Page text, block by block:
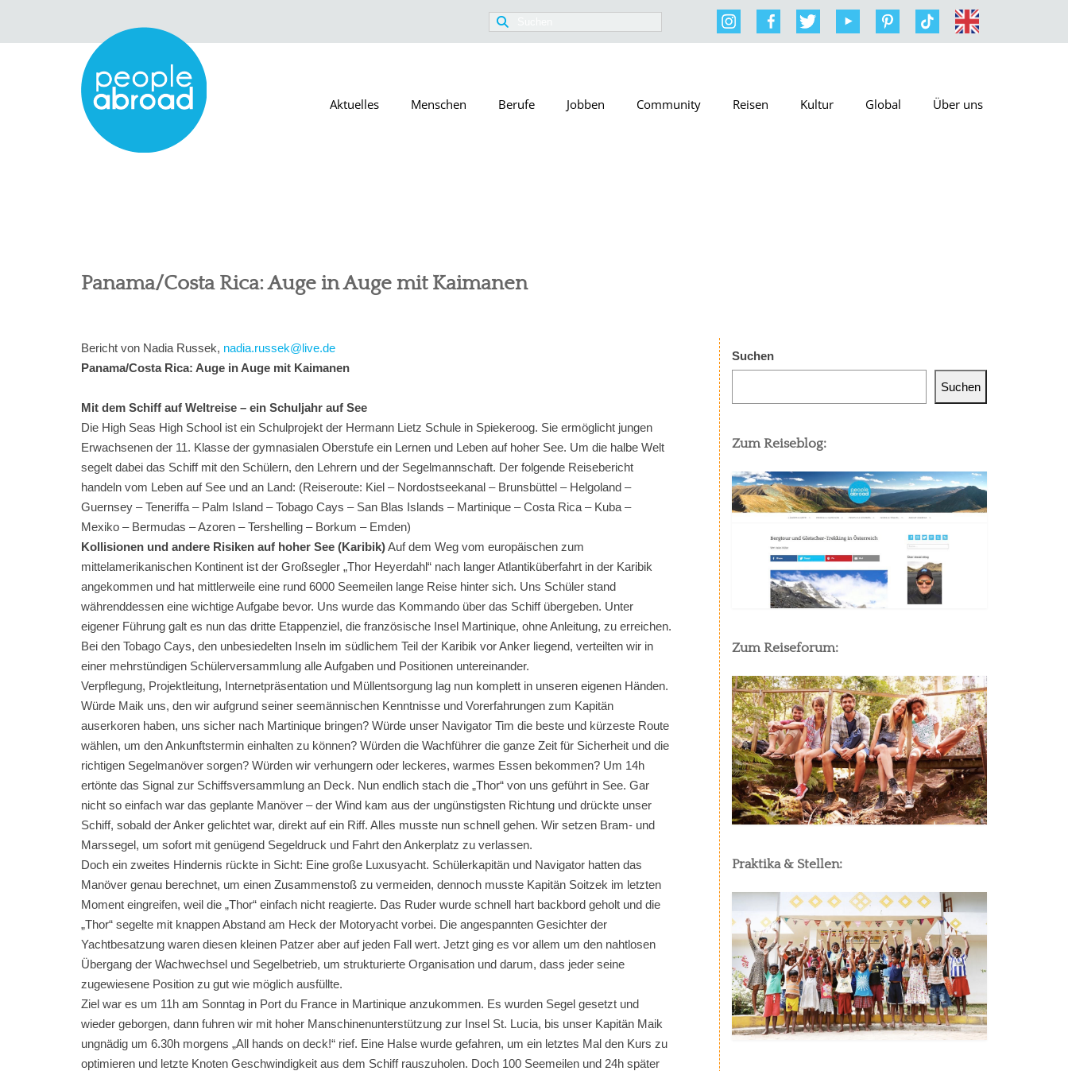
Suchen
nach:
Aktuelles Menschen Berufe Jobben Community Reisen Kultur Global Über uns
Panama/Costa Rica: Auge in Auge mit Kaimanen
Bericht von Nadia Russek, nadia.russek@live.de
Panama/Costa Rica: Auge in Auge mit Kaimanen
Mit dem Schiff auf Weltreise – ein Schuljahr auf See
Die High Seas High School ist ein Schulprojekt der Hermann Lietz Schule in Spiekeroog. Sie ermöglicht jungen
Erwachsenen der 11. Klasse der gymnasialen Oberstufe ein Lernen und Leben auf hoher See. Um die halbe Welt
segelt dabei das Schiff mit den Schülern, den Lehrern und der Segelmannschaft. Der folgende Reisebericht
handeln vom Leben auf See und an Land: (Reiseroute: Kiel – Nordostseekanal – Brunsbüttel – Helgoland –
Guernsey – Teneriffa – Palm Island – Tobago Cays – San Blas Islands – Martinique – Costa Rica – Kuba –
Mexiko – Bermudas – Azoren – Tershelling – Borkum – Emden)
Kollisionen und andere Risiken auf hoher See (Karibik)Auf dem Weg vom europäischen zum
mittelamerikanischen Kontinent ist der Großsegler „Thor Heyerdahl“ nach langer Atlantiküberfahrt in der Karibik
angekommen und hat mittlerweile eine rund 6000 Seemeilen lange Reise hinter sich. Uns Schüler stand
währenddessen eine wichtige Aufgabe bevor. Uns wurde das Kommando über das Schiff übergeben. Unter
eigener Führung galt es nun das dritte Etappenziel, die französische Insel Martinique, ohne Anleitung, zu erreichen.
Bei den Tobago Cays, den unbesiedelten Inseln im südlichem Teil der Karibik vor Anker liegend, verteilten wir in
einer mehrstündigen Schülerversammlung alle Aufgaben und Positionen untereinander.
Verpflegung, Projektleitung, Internetpräsentation und Müllentsorgung lag nun komplett in unseren eigenen Händen.
Würde Maik uns, den wir aufgrund seiner seemännischen Kenntnisse und Vorerfahrungen zum Kapitän
auserkoren haben, uns sicher nach Martinique bringen? Würde unser Navigator Tim die beste und kürzeste Route
wählen, um den Ankunftstermin einhalten zu können? Würden die Wachführer die ganze Zeit für Sicherheit und die
richtigen Segelmanöver sorgen? Würden wir verhungern oder leckeres, warmes Essen bekommen? Um 14h
ertönte das Signal zur Schiffsversammlung an Deck. Nun endlich stach die „Thor“ von uns geführt in See. Gar
nicht so einfach war das geplante Manöver – der Wind kam aus der ungünstigsten Richtung und drückte unser
Schiff, sobald der Anker gelichtet war, direkt auf ein Riff. Alles musste nun schnell gehen. Wir setzen Bram- und
Marssegel, um sofort mit genügend Segeldruck und Fahrt den Ankerplatz zu verlassen.
Doch ein zweites Hindernis rückte in Sicht: Eine große Luxusyacht. Schülerkapitän und Navigator hatten das
Manöver genau berechnet, um einen Zusammenstoß zu vermeiden, dennoch musste Kapitän Soitzek im letzten
Moment eingreifen, weil die „Thor“ einfach nicht reagierte. Das Ruder wurde schnell hart backbord geholt und die
„Thor“ segelte mit knappen Abstand am Heck der Motoryacht vorbei. Die angespannten Gesichter der
Yachtbesatzung waren diesen kleinen Patzer aber auf jeden Fall wert. Jetzt ging es vor allem um den nahtlosen
Übergang der Wachwechsel und Segelbetrieb, um strukturierte Organisation und darum, dass jeder seine
zugewiesene Position zu gut wie möglich ausfüllte.
Ziel war es um 11h am Sonntag in Port du France in Martinique anzukommen. Es wurden Segel gesetzt und
wieder geborgen, dann fuhren wir mit hoher Manschinenunterstützung zur Insel St. Lucia, bis unser Kapitän Maik
ungnädig um 6.30h morgens „All hands on deck!“ rief. Eine Halse wurde gefahren, um ein letztes Mal den Kurs zu
optimieren und letzte Knoten Geschwindigkeit aus dem Schiff rauszuholen. Doch 100 Seemeilen und 24h später
Suchen
Suchen
Zum Reiseblog:
Zum Reiseforum:
Praktika & Stellen: